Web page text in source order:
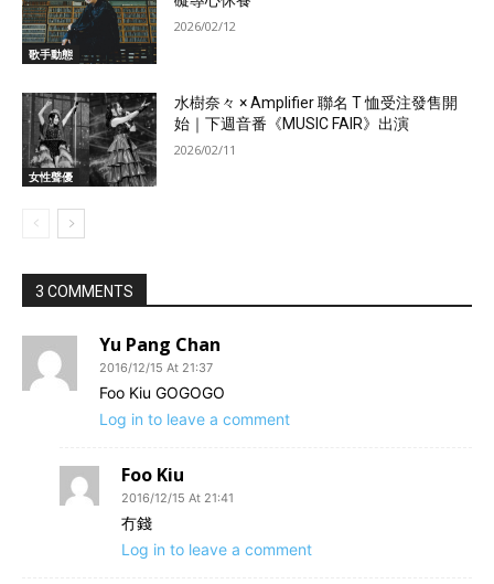
歌手動態
2026/02/12
女性聲優
水樹奈々 × Amplifier 聯名 T 恤受注發售開
始｜下週音番《MUSIC FAIR》出演
2026/02/11
3 COMMENTS
Yu Pang Chan
2016/12/15 At 21:37
Foo Kiu GOGOGO
Log in to leave a comment
Foo Kiu
2016/12/15 At 21:41
冇錢
Log in to leave a comment